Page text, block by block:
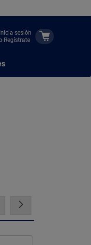
Inicia sesión
Regístrate